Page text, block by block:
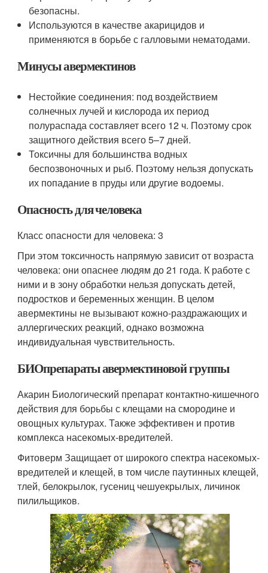
безопасны.
Используются в качестве акарицидов и
применяются в борьбе с галловыми нематодами.
Минусы авермектинов
Нестойкие соединения: под воздействием
солнечных лучей и кислорода их период
полураспада составляет всего 12 ч. Поэтому срок
защитного действия всего 5–7 дней.
Токсичны для большинства водных
беспозвоночных и рыб. Поэтому нельзя допускать
их попадание в пруды или другие водоемы.
Опасность для человека
Класс опасности для человека: 3
При этом токсичность напрямую зависит от возраста
человека: они опаснее людям до 21 года. К работе с
ними и в зону обработки нельзя допускать детей,
подростков и беременных женщин. В целом
авермектины не вызывают кожно-раздражающих и
аллергических реакций, однако возможна
индивидуальная чувствительность.
БИОпрепараты авермектиновой группы
Акарин Биологический препарат контактно-кишечного
действия для борьбы с клещами на смородине и
овощных культурах. Также эффективен и против
комплекса насекомых-вредителей.
Фитоверм Защищает от широкого спектра насекомых-
вредителей и клещей, в том числе паутинных клещей,
тлей, белокрылок, гусениц чешуекрылых, личинок
пилильщиков.